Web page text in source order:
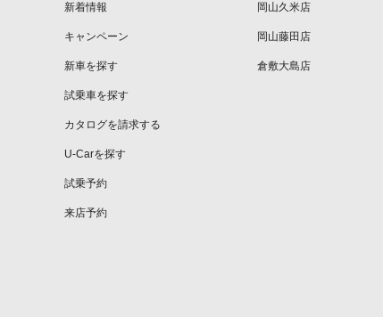
新着情報
キャンペーン
新車を探す
試乗車を探す
カタログを請求する
U-Carを探す
試乗予約
来店予約
岡山久米店
岡山藤田店
倉敷大島店